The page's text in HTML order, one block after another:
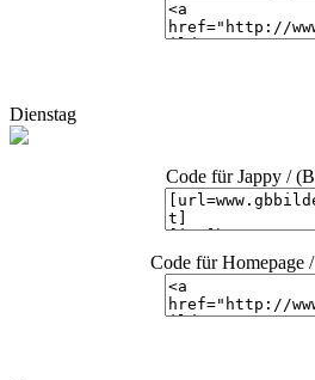
Dienstag
Code für Jappy /
Code für Homepage